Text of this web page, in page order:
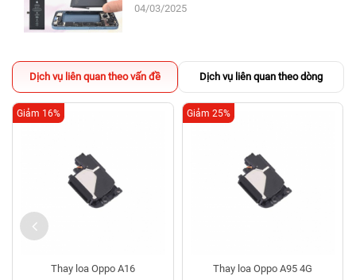
04/03/2025
Dịch vụ liên quan theo vấn đề Dịch vụ liên quan theo dòng
Thay loa Oppo A16
Giảm 16%
Thay loa Oppo A95 4G
Giảm 25%